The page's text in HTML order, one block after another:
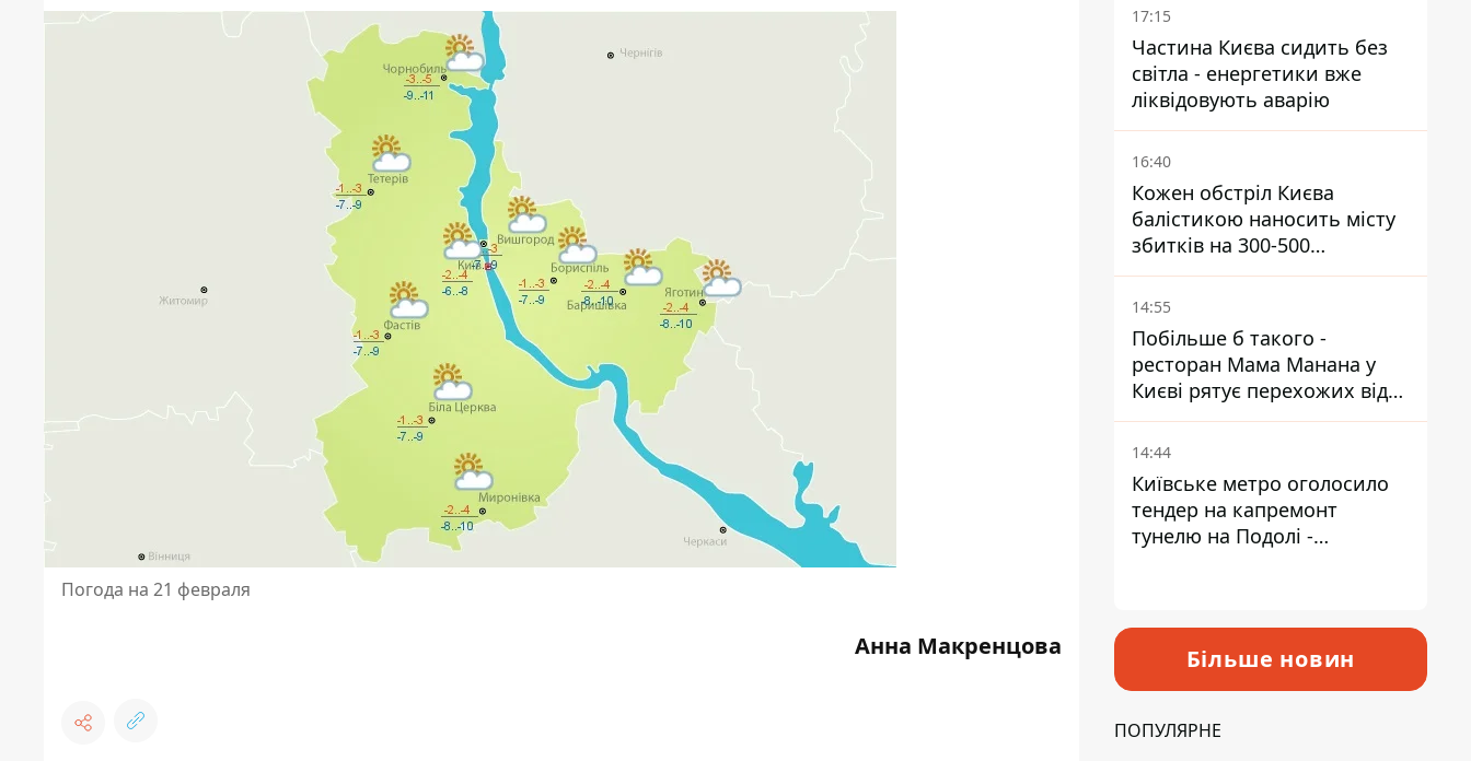
Погода на 21 февраля
Анна Макренцова
17:15
Частина Києва сидить без
світла - енергетики вже
ліквідовують аварію
16:40
Кожен обстріл Києва
балістикою наносить місту
збитків на 300-500
мільйонів - Петро
Пантелеєв
14:55
Побільше б такого -
ресторан Мама Манана у
Києві рятує перехожих від
спеки
14:44
Київське метро оголосило
тендер на капремонт
тунелю на Подолі -
Більше новин
ПОПУЛЯРНЕ